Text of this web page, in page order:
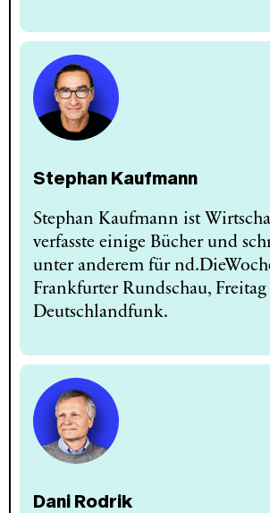
Stephan Kaufmann
Stephan Kaufmann ist
verfasste einige Bücher und
unter anderem für
Frankfurter Rundschau,
Deutschlandfunk.
Dani Rodrik